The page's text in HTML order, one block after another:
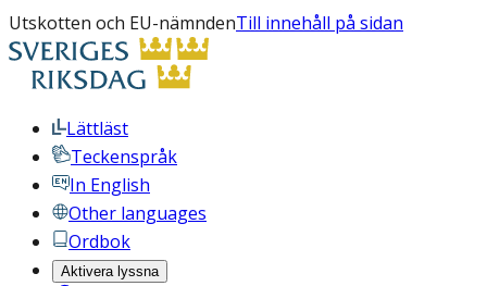
Utskotten och EU-nämndenTill innehåll på sidan
Lättläst
Teckenspråk
In English
Other languages
Ordbok
Aktivera lyssna